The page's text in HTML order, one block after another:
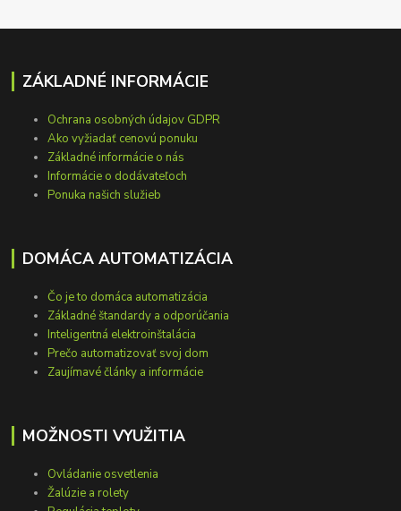
ZÁKLADNÉ INFORMÁCIE
Ochrana osobných údajov GDPR
Ako vyžiadať cenovú ponuku
Základné informácie o nás
Informácie o dodávateľoch
Ponuka našich služieb
DOMÁCA AUTOMATIZÁCIA
Čo je to domáca automatizácia
Základné štandardy a odporúčania
Inteligentná elektroinštalácia
Prečo automatizovať svoj dom
Zaujímavé články a informácie
MOŽNOSTI VYUŽITIA
Ovládanie osvetlenia
Žalúzie a rolety